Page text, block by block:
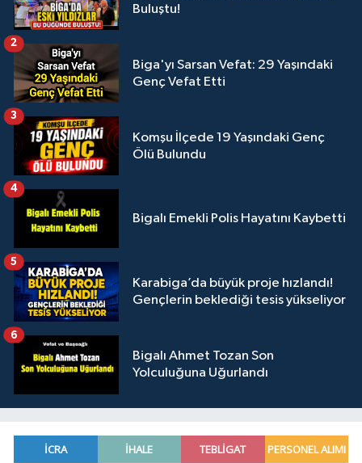
Buluştu!
Biga'yı Sarsan Vefat: 29 Yaşındaki
Genç Vefat Etti
2
Komşu İlçede 19 Yaşındaki Genç
Ölü Bulundu
3
Bigalı Emekli Polis Hayatını Kaybetti
4
Karabiga’da büyük proje hızlandı!
Gençlerin beklediği tesis yükseliyor
5
Bigalı Ahmet Tozan Son
Yolculuğuna Uğurlandı
6